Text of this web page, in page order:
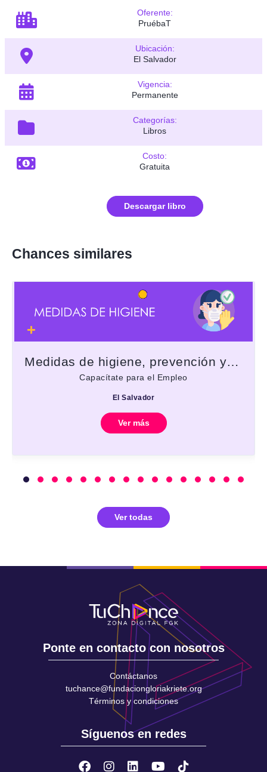
Oferente:
PruébaT
Ubicación:
El Salvador
Vigencia:
Permanente
Categorías:
Libros
Costo:
Gratuita
Descargar libro
Chances similares
Medidas de higiene, prevención y contención de contagios
Capacítate para el Empleo
El Salvador
Ver más
Ver todas
Ponte en contacto con nosotros
Contáctanos
tuchance@fundaciongloriakriete.org
Términos y condiciones
Síguenos en redes